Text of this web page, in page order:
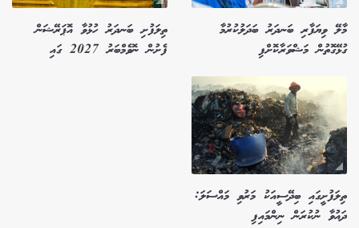
މާލޭ ވިޔަފާރި ބަނދަރު ބަދަލުކުރުމާ
ގުޅޭގޮތުން މަޝްވަރާކޮށްފި
ތިލަފުށި ބަނދަރު ހުޅުވާ އޮޕަރޭޝަން
ފެށުން ނޮވެމްބަރު 2027 ގައި
ތިލަފުށީގައި ބިދޭސީއަކު މަރުވި މައްސަލަ:
ދައުވާ ނުކުރަން ނިންމައިފި